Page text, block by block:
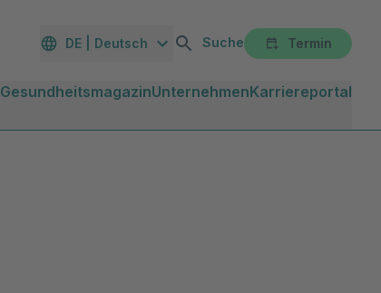
DE | Deutsch Suche Termin
GesundheitsmagazinUnternehmenKarriereportal